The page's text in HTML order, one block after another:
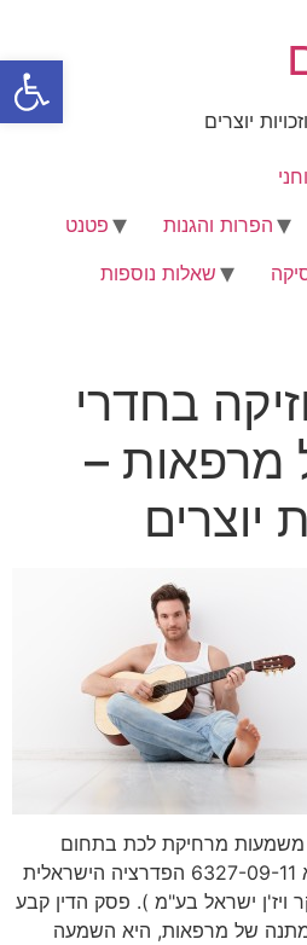
פתח
יוצרים
הפרות והגנות
פטנט
שאלות נוספות
בחדרי
–
יוצרים
משמעות מרחיקת לכת בתחום
זכויות היוצרים במוזיקה (ת"א 6327-09-11 הפדרציה הישראלית
ויז'ן ישראל בע"מ ). פסק הדין קבע
של מרפאות, היא השמעה